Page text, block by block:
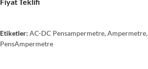
Etiketler: AC-DC Pensampermetre,Ampermetre,
PensAmpermetre